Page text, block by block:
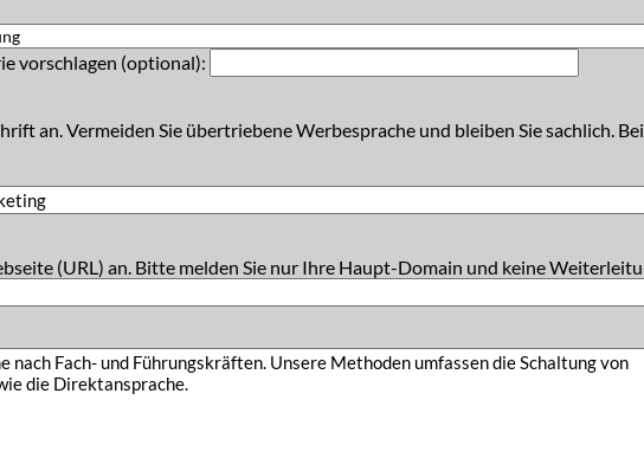
vorschlagen (optional):
an. Vermeiden Sie übertriebene Werbesprache und bleiben Sie sachlich.
(URL) an. Bitte melden Sie nur Ihre Haupt-Domain und keine